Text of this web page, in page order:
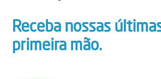
Receba nossas
primeira mão.